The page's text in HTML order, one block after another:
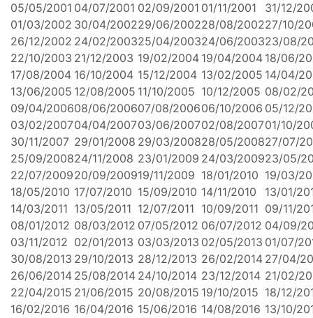
05/05/2001 04/07/2001 02/09/2001 01/11/2001
31/12/
01/03/2002 30/04/200229/06/200228/08/200227/10/
26/12/2002 24/02/200325/04/200324/06/200323/08/
22/10/2003 21/12/2003 19/02/2004 19/04/2004 18/06/
17/08/2004 16/10/2004 15/12/2004 13/02/2005 14/04/
13/06/2005 12/08/2005 11/10/2005 10/12/2005 08/02/
09/04/200608/06/200607/08/200606/10/2006 05/12/
03/02/200704/04/200703/06/200702/08/200701/10/
30/11/2007 29/01/2008 29/03/200828/05/200827/07/
25/09/200824/11/2008 23/01/2009 24/03/200923/05/
22/07/200920/09/200919/11/2009 18/01/2010 19/03/
18/05/2010 17/07/2010 15/09/2010 14/11/2010
13/01/
14/03/2011 13/05/2011 12/07/2011 10/09/2011 09/11/
08/01/2012 08/03/2012 07/05/2012 06/07/2012 04/09/
03/11/2012 02/01/2013 03/03/2013 02/05/2013 01/07/
30/08/2013 29/10/2013 28/12/2013 26/02/2014 27/04/
26/06/2014 25/08/2014 24/10/2014 23/12/2014 21/02/
22/04/2015 21/06/2015 20/08/2015 19/10/2015 18/12/
16/02/2016 16/04/2016 15/06/2016 14/08/2016 13/10/